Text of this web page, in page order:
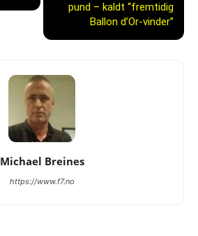
pund – kaldt “fremtidig
Ballon d’Or-vinder”
Michael Breines
https://www.f7.no